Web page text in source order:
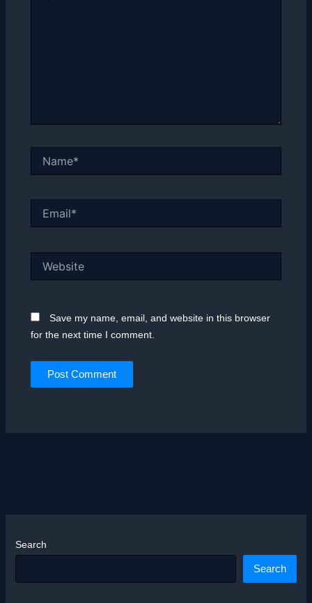
Save my name, email, and website in this browser
for the next time I comment.
Search
Search